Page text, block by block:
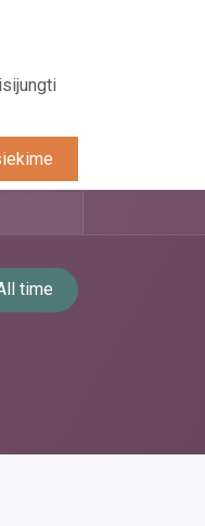
time